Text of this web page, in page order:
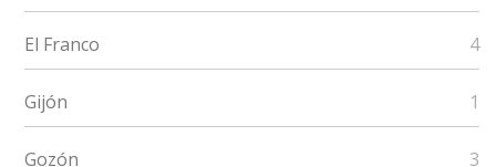
El Franco 4
Gijón 1
Gozón 3